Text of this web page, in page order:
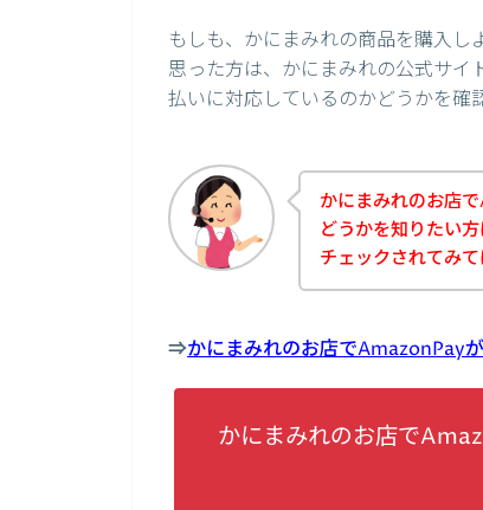
もしも、かにまみれの商品を購入
思った方は、かにまみれの公式サ
払いに対応しているのかどうかを確
かにまみれのお店
どうかを知りたい
チェックされてみ
⇒かにまみれのお店でAmazonPay
かにまみれのお店で